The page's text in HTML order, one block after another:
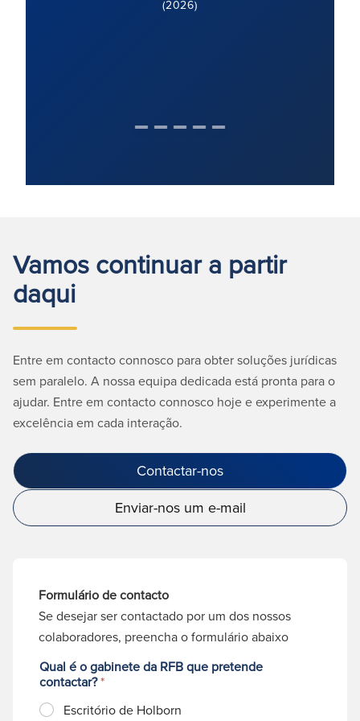
(2026)
Vamos continuar a partir
daqui
Entre em contacto connosco para obter soluções jurídicas
sem paralelo. A nossa equipa dedicada está pronta para o
ajudar. Entre em contacto connosco hoje e experimente a
excelência em cada interação.
Contactar-nos
Enviar-nos um e-mail
Formulário de contacto
Se desejar ser contactado por um dos nossos
colaboradores, preencha o formulário abaixo
Qual é o gabinete da RFB que pretende
contactar?*
Escritório de Holborn